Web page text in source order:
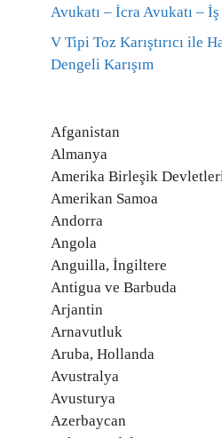
Avukatı – İcra Avukatı – İş
V Tipi Toz Karıştırıcı ile
Dengeli Karışım
Afganistan
Almanya
Amerika Birleşik
Amerikan Samoa
Andorra
Angola
Anguilla, İngiltere
Antigua ve Barbuda
Arjantin
Arnavutluk
Aruba, Hollanda
Avustralya
Avusturya
Azerbaycan